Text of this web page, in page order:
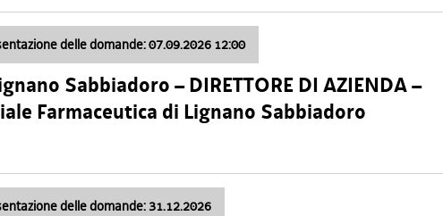
delle domande: 07.09.2026 12:00
Sabbiadoro – DIRETTORE DI AZIENDA –
Farmaceutica di Lignano Sabbiadoro
delle domande: 31.12.2026